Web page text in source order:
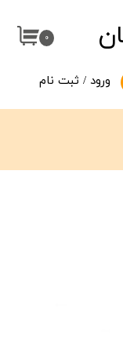
۰
ورود / ثبت نام